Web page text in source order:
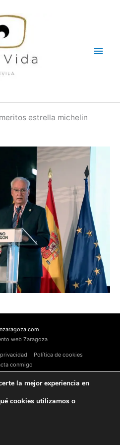
estrella michelin
web Zaragoza
Política de cookies
conmigo
la mejor experiencia en
cookies utilizamos o